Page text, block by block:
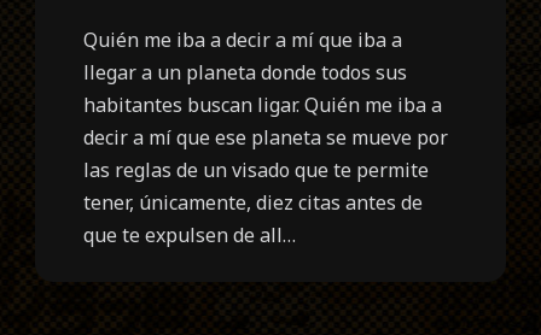
Quién me iba a decir a mí que iba a
llegar a un planeta donde todos sus
habitantes buscan ligar. Quién me iba a
decir a mí que ese planeta se mueve por
las reglas de un visado que te permite
tener, únicamente, diez citas antes de
que te expulsen de all…